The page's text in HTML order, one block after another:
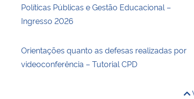
Políticas Públicas e Gestão Educacional –
Ingresso 2026
Orientações quanto as defesas realizadas por
videoconferência – Tutorial CPD